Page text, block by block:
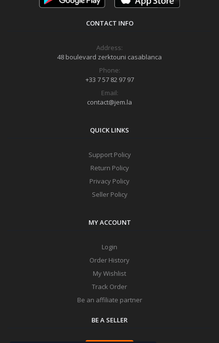
CONTACT INFO
Address:
48 boulevard zerktouni casablanca
Phone:
+33 7 57 82 97 97
Email:
contact@jem.la
QUICK LINKS
Support Policy
Return Policy
Privacy Policy
Seller Policy
MY ACCOUNT
Login
Order History
My Wishlist
Track Order
Be an affiliate partner
BE A SELLER